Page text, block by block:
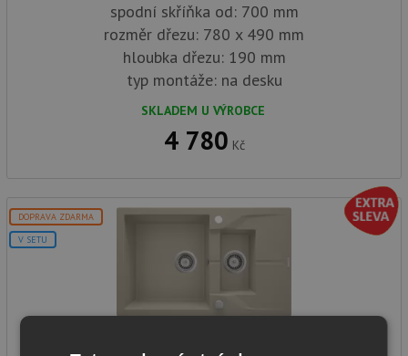
spodní skříňka od: 700 mm
rozměr dřezu: 780 x 490 mm
hloubka dřezu: 190 mm
typ montáže: na desku
SKLADEM U VÝROBCE
4 780 Kč
DOPRAVA ZDARMA
V SETU